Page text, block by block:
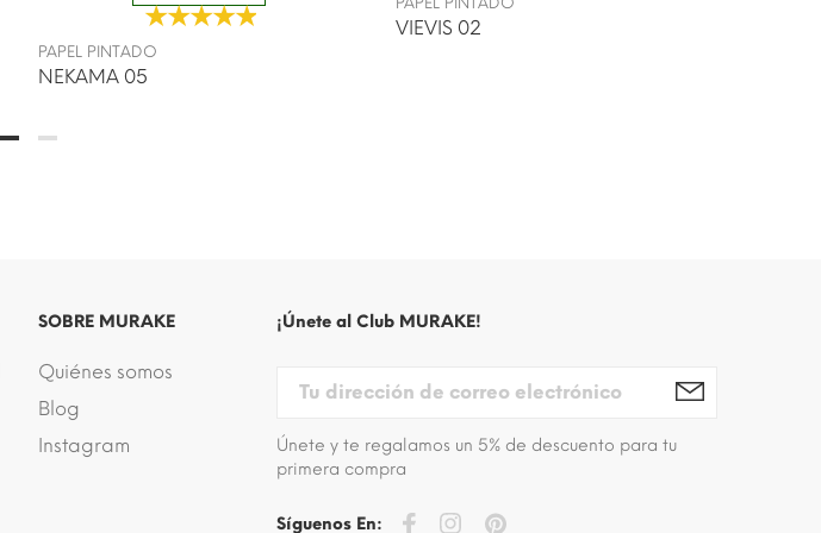
PAPEL PINTADO
NEKAMA 05
VIEVIS 02
SOBRE MURAKE
Quiénes somos
Blog
Instagram
¡Únete al Club MURAKE!
Únete y te regalamos un 5% de descuento para tu
primera compra
Síguenos En: